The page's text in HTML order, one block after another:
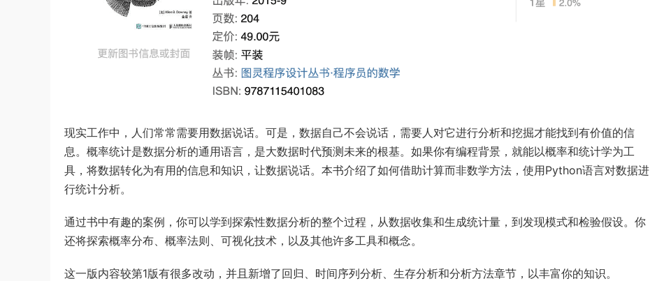
现实工作中，人们常常需要用数据说话。可是，数据自己不会说话，需要人对它进行分析和挖掘才能找到有价值的信
息。概率统计是数据分析的通用语言，是大数据时代预测未来的根基。如果你有编程背景，就能以概率和统计学为工
具，将数据转化为有用的信息和知识，让数据说话。本书介绍了如何借助计算而非数学方法，使用Python语言对数据进
行统计分析。
通过书中有趣的案例，你可以学到探索性数据分析的整个过程，从数据收集和生成统计量，到发现模式和检验假设。你
还将探索概率分布、概率法则、可视化技术，以及其他许多工具和概念。
这一版内容较第1版有很多改动，并且新增了回归、时间序列分析、生存分析和分析方法章节，以丰富你的知识。